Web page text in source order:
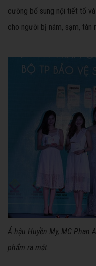
cường bổ sung nội tiết tố
cho người bị nám, sạm, tàn
Á hậu Huyền My, MC
phẩm ra mắt.